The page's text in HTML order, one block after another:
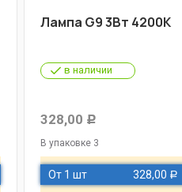
Лампа G9 3Вт 4200К
в наличии
328,00 Р
В упаковке 3
От 1 шт 328,00 Р